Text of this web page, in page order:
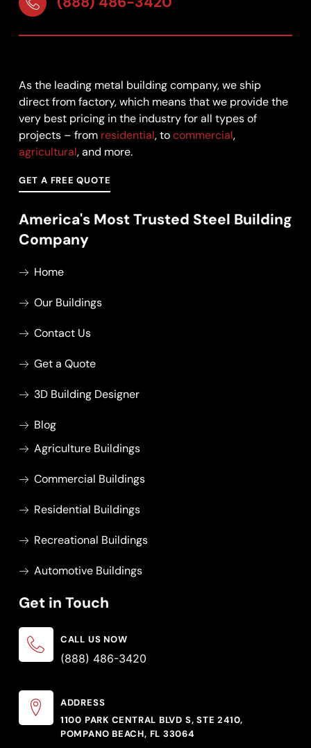
As the leading metal building company, we ship
direct from factory, which means that we provide the
very best pricing in the industry for all types of
projects – from residential, tocommercial,
agricultural, and more.
GET A FREE QUOTE
America's Most Trusted Steel Building
Company
Home
Our Buildings
Contact Us
Get a Quote
3D Building Designer
Blog
Agriculture Buildings
Commercial Buildings
Residential Buildings
Recreational Buildings
Automotive Buildings
Get in Touch
CALL US NOW
(888) 486-3420
ADDRESS
1100 PARK CENTRAL BLVD S, STE 2410,
POMPANO BEACH, FL 33064